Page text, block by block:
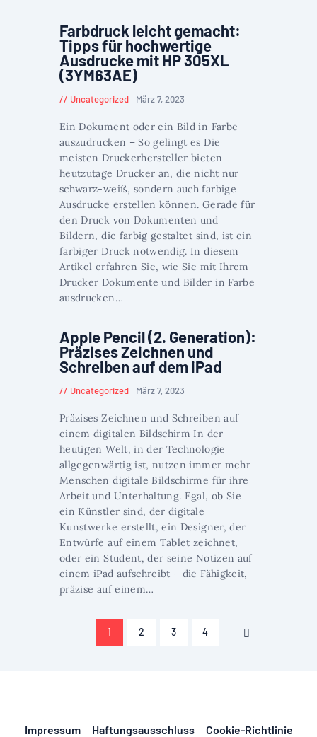
Farbdruck leicht gemacht:
Tipps für hochwertige
Ausdrucke mit HP 305XL
(3YM63AE)
Uncategorized März 7, 2023
Ein Dokument oder ein Bild in Farbe
auszudrucken – So gelingt es Die
meisten Druckerhersteller bieten
heutzutage Drucker an, die nicht nur
schwarz-weiß, sondern auch farbige
Ausdrucke erstellen können. Gerade für
den Druck von Dokumenten und
Bildern, die farbig gestaltet sind, ist ein
farbiger Druck notwendig. In diesem
Artikel erfahren Sie, wie Sie mit Ihrem
Drucker Dokumente und Bilder in Farbe
ausdrucken…
Apple Pencil (2. Generation):
Präzises Zeichnen und
Schreiben auf dem iPad
Uncategorized März 7, 2023
Präzises Zeichnen und Schreiben auf
einem digitalen Bildschirm In der
heutigen Welt, in der Technologie
allgegenwärtig ist, nutzen immer mehr
Menschen digitale Bildschirme für ihre
Arbeit und Unterhaltung. Egal, ob Sie
ein Künstler sind, der digitale
Kunstwerke erstellt, ein Designer, der
Entwürfe auf einem Tablet zeichnet,
oder ein Student, der seine Notizen auf
einem iPad aufschreibt – die Fähigkeit,
präzise auf einem…
Seitennummerierung
PAGE
1 PAGE
2 PAGE
3 PAGE
4
>
Impressum Haftungsausschluss Cookie-Richtlinie